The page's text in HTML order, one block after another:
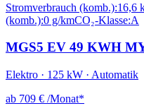
Stromverbrauch (komb.):16,6
(komb.):0 g/kmCO₂-Klasse:A
MGS5 EV 49 KWH
Elektro · 125 kW · Automatik
ab 709 € /Monat*